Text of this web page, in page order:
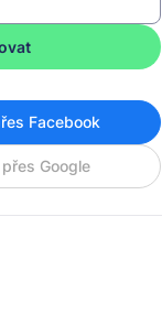
Facebook
Google